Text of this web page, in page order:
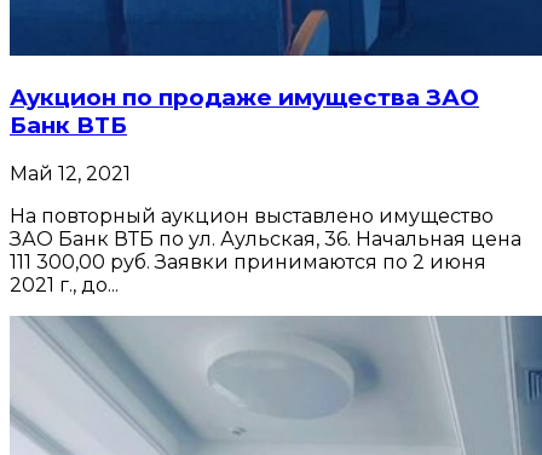
Аукцион по продаже имущества ЗАО
Банк ВТБ
Май 12, 2021
На повторный аукцион выставлено имущество
ЗАО Банк ВТБ по ул. Аульская, 36. Начальная цена
111 300,00 руб. Заявки принимаются по 2 июня
2021 г., до...